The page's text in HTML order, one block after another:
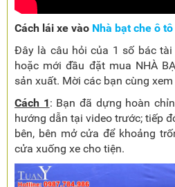
Cách lái xe vào Nhà bạt che ô tô
Đây là câu hỏi của 1 số bác
hoặc mới đầu đặt mua NHÀ
sản xuất. Mời các bạn cùng
Cách 1: Bạn đã dựng hoàn
hướng dẫn tại video trước; tiếp
bên, bên mở cửa để khoảng
cửa xuống xe cho tiện.